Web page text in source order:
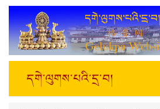
དགེ་ལུགས་པའི་དྲ་བ།